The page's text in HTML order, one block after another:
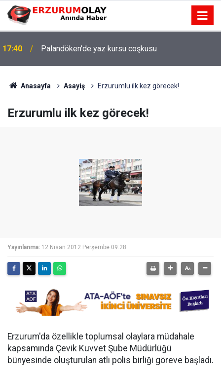
17:40 Palandöken'de yaz kursu coşkusu
Anasayfa Asayiş Erzurumlu ilk kez görecek!
Erzurumlu ilk kez görecek!
Yayınlanma: 12 Nisan 2012 Perşembe 09:28
Erzurum'da özellikle toplumsal olaylara müdahale
kapsamında Çevik Kuvvet Şube Müdürlüğü
bünyesinde oluşturulan atlı polis birliği göreve başladı.